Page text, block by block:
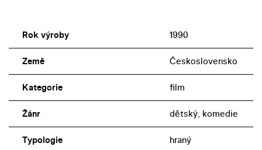
na filmové plátno po osmi letech.
Rok výroby 1990
Země Československo
Kategorie film
Žánr dětský, komedie
Typologie hraný